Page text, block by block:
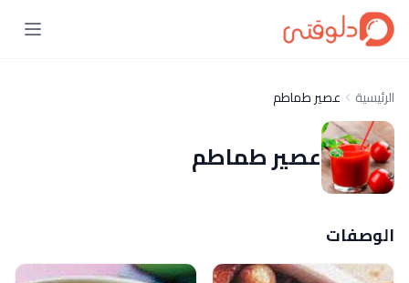
الرئيسية عصير طماطم
عصير طماطم
الوصفات